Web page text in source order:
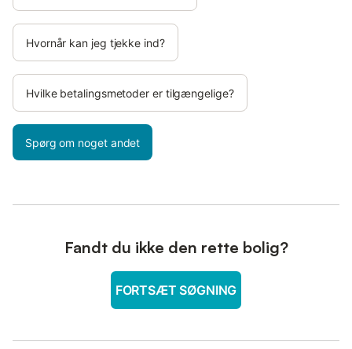
Hvornår kan jeg tjekke ind?
Hvilke betalingsmetoder er tilgængelige?
Spørg om noget andet
Fandt du ikke den rette bolig?
FORTSÆT SØGNING